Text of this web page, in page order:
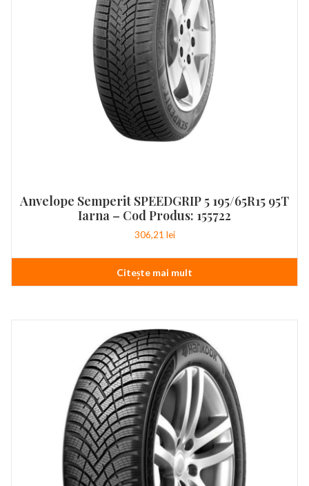
Anvelope Semperit SPEEDGRIP 5 195/65R15 95T
Iarna – Cod Produs: 155722
306,21 lei
Citește mai mult